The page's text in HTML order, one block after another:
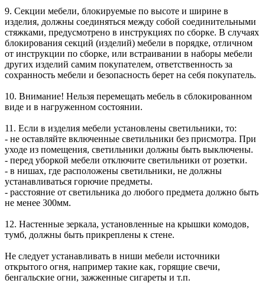
9. Секции мебели, блокируемые по высоте и ширине в
изделия, должны соединяться между собой соединительными
стяжками, предусмотрено в инструкциях по сборке. В случаях
блокирования секций (изделий) мебели в порядке, отличном
от инструкции по сборке, или встраивании в наборы мебели
других изделий самим покупателем, ответственность за
сохранность мебели и безопасность берет на себя покупатель.
10. Внимание! Нельзя перемещать мебель в сблокированном
виде и в нагруженном состоянии.
11. Если в изделия мебели установлены светильники, то:
- не оставляйте включенные светильники без присмотра. При
уходе из помещения, светильники должны быть выключены.
- перед уборкой мебели отключите светильники от розетки.
- в нишах, где расположены светильники, не должны
устанавливаться горючие предметы.
- расстояние от светильника до любого предмета должно быть
не менее 300мм.
12. Настенные зеркала, установленные на крышки комодов,
тумб, должны быть прикреплены к стене.
Не следует устанавливать в ниши мебели источники
открытого огня, например такие как, горящие свечи,
бенгальские огни, зажженные сигареты и т.п.